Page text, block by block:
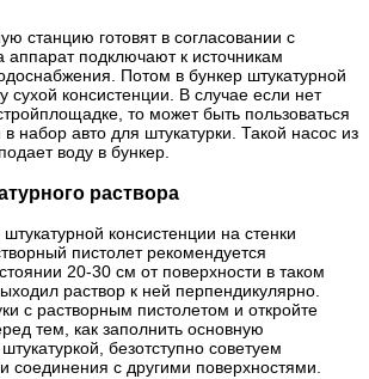
станцию готовят в согласовании с
аппарат подключают к источникам
Потом в бункер штукатурной
сухой консистенции. В случае если нет
то может быть пользоваться
набор авто для штукатурки. Такой насос из
воду в бункер.
раствора
консистенции на стенки
пистолет рекомендуется
20-30 см от поверхности в таком
раствор к ней перпендикулярно.
с растворным пистолетом и откройте
тем, как заполнить основную
безотступно советуем
соединения с другими поверхностями.